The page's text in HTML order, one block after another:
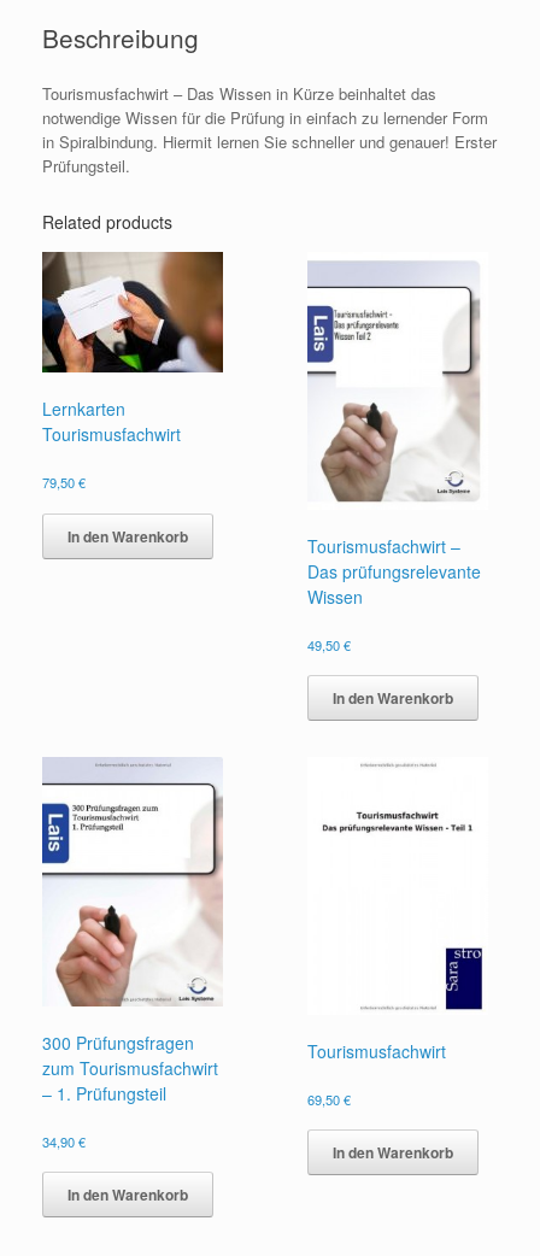
Beschreibung
Tourismusfachwirt – Das Wissen in Kürze beinhaltet das
notwendige Wissen für die Prüfung in einfach zu lernender Form
in Spiralbindung. Hiermit lernen Sie schneller und genauer! Erster
Prüfungsteil.
Related products
Lernkarten
Tourismusfachwirt
79,50€
In den Warenkorb
Tourismusfachwirt –
Das prüfungsrelevante
Wissen
49,50€
In den Warenkorb
300 Prüfungsfragen
zum Tourismusfachwirt
– 1. Prüfungsteil
34,90€
In den Warenkorb
Tourismusfachwirt
69,50€
In den Warenkorb